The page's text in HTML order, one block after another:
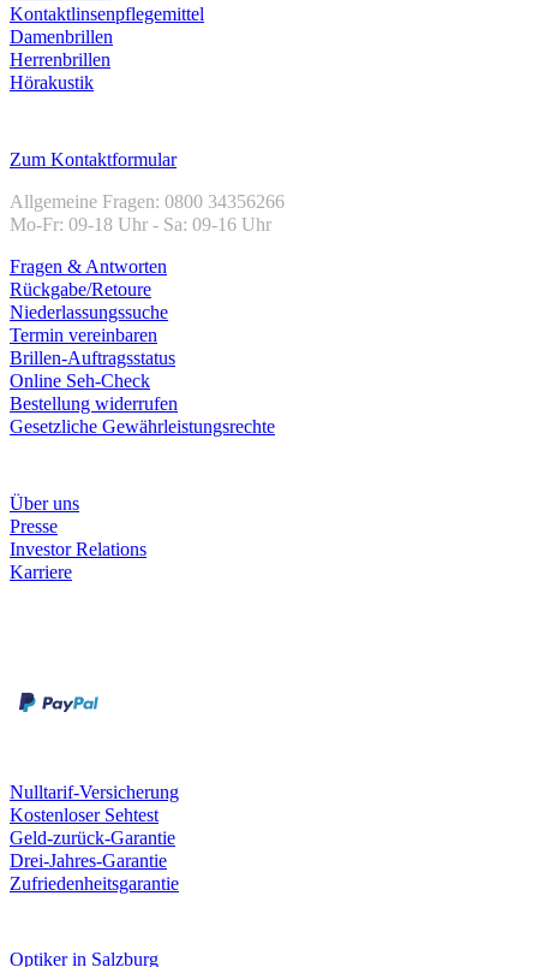
Kontaktlinsenpflegemittel
Damenbrillen
Herrenbrillen
Hörakustik
Zum Kontaktformular
Allgemeine Fragen: 0800 34356266
Mo-Fr: 09-18 Uhr - Sa: 09-16 Uhr
Fragen & Antworten
Rückgabe/Retoure
Niederlassungssuche
Termin vereinbaren
Brillen-Auftragsstatus
Online Seh-Check
Bestellung widerrufen
Gesetzliche Gewährleistungsrechte
Über uns
Presse
Investor Relations
Karriere
Nulltarif-Versicherung
Kostenloser Sehtest
Geld-zurück-Garantie
Drei-Jahres-Garantie
Zufriedenheitsgarantie
Optiker in Salzburg